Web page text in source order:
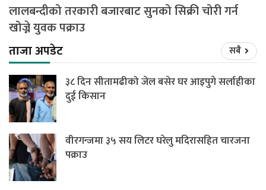
लालबन्दीको तरकारी बजारबाट सुनको सिक्री चोरी गर्न
खोज्ने युवक पक्राउ
ताजा अपडेट
सबै
३८ दिन सीतामढीको जेल बसेर घर आइपुगे सर्लाहीका
दुई किसान
वीरगन्जमा ३५ सय लिटर घरेलु मदिरासहित चारजना
पक्राउ